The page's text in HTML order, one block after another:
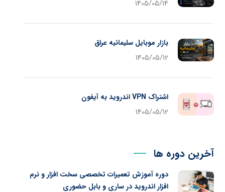
1405/05/14
بازار موبایل سلیمانیه عراق
1405/05/12
اشتراک VPN اندروید به آیفون
1405/05/12
آخرین دوره ها
دوره آموزش تعمیرات تخصصی سخت افزار و نرم
افزار اندروید در ساری و بابل حضوری